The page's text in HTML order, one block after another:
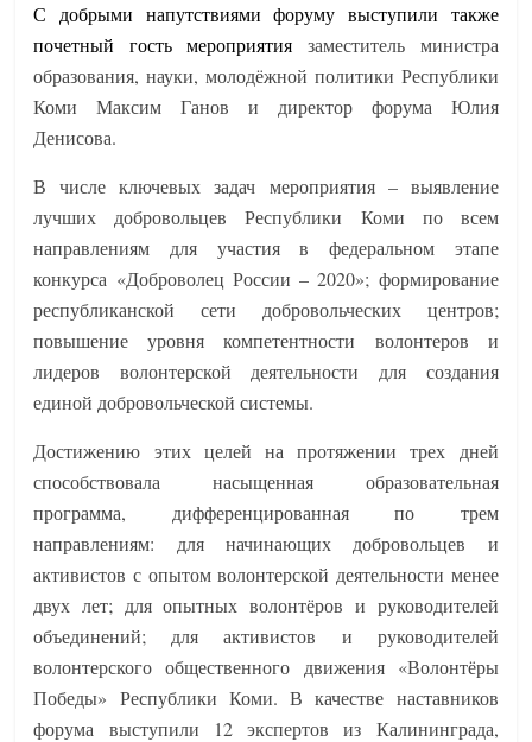
С добрыми напутствиями форуму выступили также
почетный гость мероприятиязаместитель министра
образования, науки, молодёжной политики Республики
Коми Максим Ганов и директор форума Юлия
Денисова.
В числе ключевых задач мероприятия – выявление
лучших добровольцев Республики Коми по всем
направлениям для участия в федеральном этапе
конкурса «Доброволец России – 2020»; формирование
республиканской сети добровольческих центров;
повышение уровня компетентности волонтеров и
лидеров волонтерской деятельности для создания
единой добровольческой системы.
Достижению этих целей на протяжении трех дней
способствовала насыщенная образовательная
программа, дифференцированная по трем
направлениям: для начинающих добровольцев и
активистов с опытом волонтерской деятельности менее
двух лет; для опытных волонтёров и руководителей
объединений; для активистов и руководителей
волонтерского общественного движения «Волонтёры
Победы» Республики Коми. В качестве наставников
форума выступили 12 экспертов из Калининграда,